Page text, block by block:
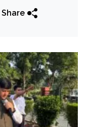
निर्देश
Share